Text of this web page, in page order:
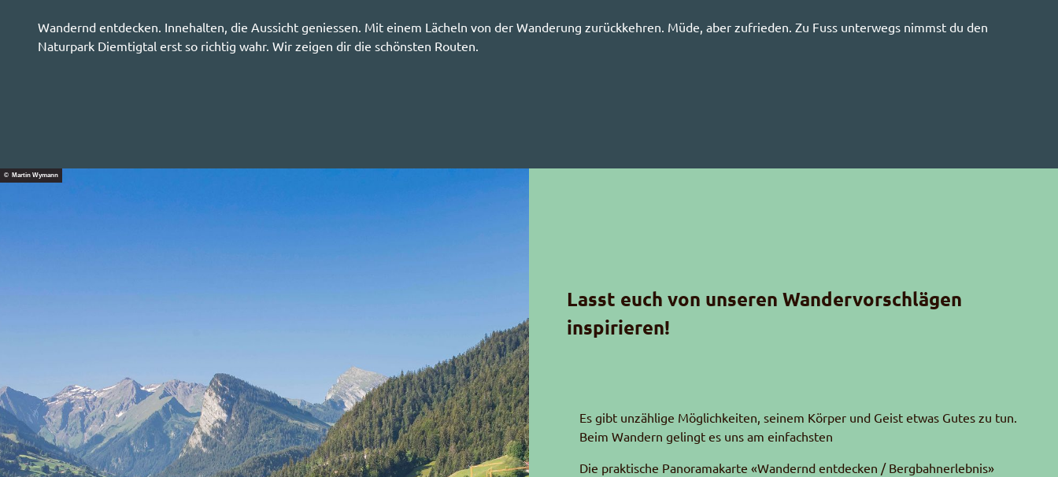
Wandernd entdecken. Innehalten, die Aussicht geniessen. Mit einem Lächeln von der Wanderung zurückkehren. Müde, aber zufrieden. Zu Fuss unterwegs nimmst du den
Naturpark Diemtigtal erst so richtig wahr. Wir zeigen dir die schönsten Routen.
© Martin Wymann
Lasst euch von unseren Wandervorschlägen
inspirieren!
Es gibt unzählige Möglichkeiten, seinem Körper und Geist etwas Gutes zu tun.
Beim Wandern gelingt es uns am einfachsten
Die praktische Panoramakarte «Wandernd entdecken / Bergbahnerlebnis»